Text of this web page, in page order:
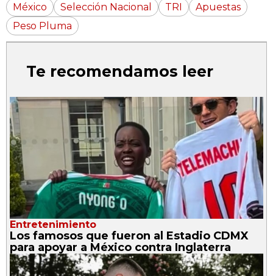
México Selección Nacional TRI
Apuestas
Peso Pluma
Te recomendamos leer
Entretenimiento
Los famosos que fueron al Estadio CDMX
para apoyar a México contra Inglaterra